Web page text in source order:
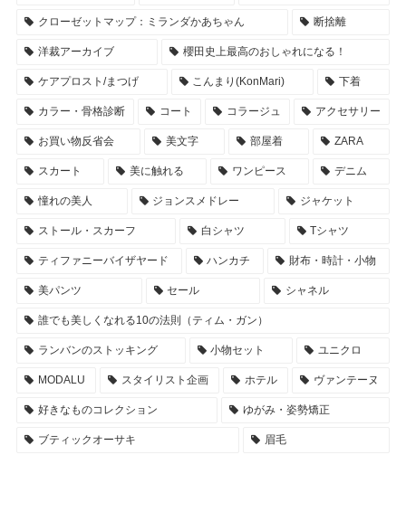
クローゼットマップ：ミランダかあちゃん 断捨離
洋裁アーカイブ 櫻田史上最高のおしゃれになる！
ケアプロスト/まつげ こんまり(KonMari) 下着
カラー・骨格診断 コート コラージュ アクセサリー
お買い物反省会 美文字 部屋着 ZARA
スカート 美に触れる ワンピース デニム
憧れの美人 ジョンスメドレー ジャケット
ストール・スカーフ 白シャツ Tシャツ
ティファニーバイザヤード ハンカチ 財布・時計・小物
美パンツ セール シャネル
誰でも美しくなれる10の法則（ティム・ガン）
ランバンのストッキング 小物セット ユニクロ
MODALU スタイリスト企画 ホテル ヴァンテーヌ
好きなものコレクション ゆがみ・姿勢矯正
ブティックオーサキ 眉毛